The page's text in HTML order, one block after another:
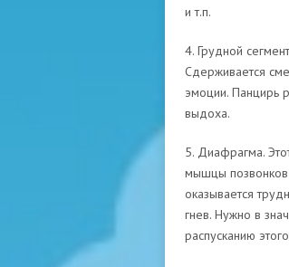
и т.п.
4. Грудной
Сдерживается
эмоции. Панцирь
выдоха.
5. Диафрагма.
мышцы позвонков
оказывается
гнев. Нужно в
распусканию